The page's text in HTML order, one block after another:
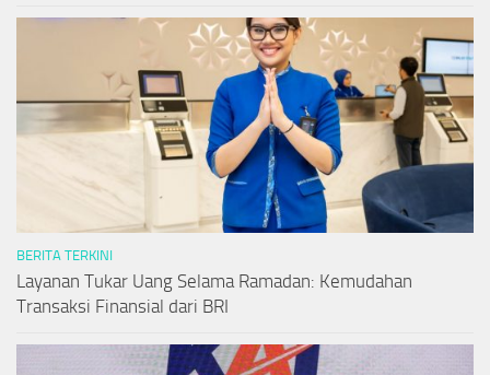
BERITA TERKINI
Layanan Tukar Uang Selama Ramadan: Kemudahan
Transaksi Finansial dari BRI